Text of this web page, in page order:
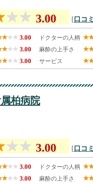
3.00 [口コ
3.00
3.00
3.00
ドクターの人柄
麻酔の上手さ
サービス
柏病院
3.00 [口コ
3.00
3.00
ドクターの人柄
麻酔の上手さ